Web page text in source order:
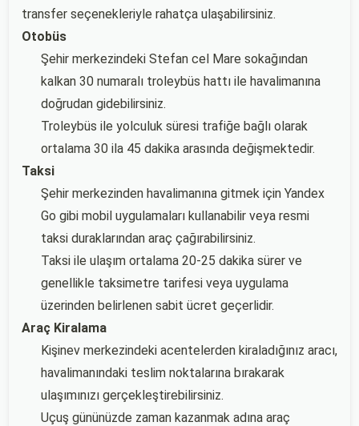
transfer seçenekleriyle rahatça ulaşabilirsiniz.
Otobüs
Şehir merkezindeki Stefan cel Mare sokağından
kalkan 30 numaralı troleybüs hattı ile havalimanına
doğrudan gidebilirsiniz.
Troleybüs ile yolculuk süresi trafiğe bağlı olarak
ortalama 30 ila 45 dakika arasında değişmektedir.
Taksi
Şehir merkezinden havalimanına gitmek için Yandex
Go gibi mobil uygulamaları kullanabilir veya resmi
taksi duraklarından araç çağırabilirsiniz.
Taksi ile ulaşım ortalama 20-25 dakika sürer ve
genellikle taksimetre tarifesi veya uygulama
üzerinden belirlenen sabit ücret geçerlidir.
Araç Kiralama
Kişinev merkezindeki acentelerden kiraladığınız aracı,
havalimanındaki teslim noktalarına bırakarak
ulaşımınızı gerçekleştirebilirsiniz.
Uçuş gününüzde zaman kazanmak adına araç